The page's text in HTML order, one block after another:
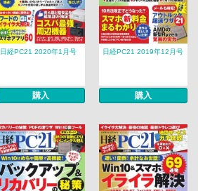
日経PC21 2020年1月号
購入
日経PC21 2019年12月号
購入